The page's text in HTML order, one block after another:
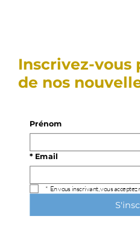
Prénom
* Email
* En vous inscrivant, vous
Inscrivez-vous
de nos